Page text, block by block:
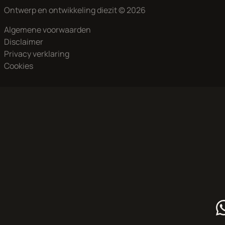
Aan onze advertenties is de grootst mogelijke zorg besteed,
ontleend
Ontwerp en ontwikkelingdiezit© 2026
Algemene voorwaarden
Disclaimer
Privacy verklaring
Cookies